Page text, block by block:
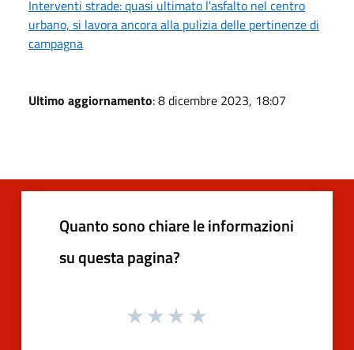
Interventi strade: quasi ultimato l'asfalto nel centro
urbano, si lavora ancora alla pulizia delle pertinenze di
campagna
Ultimo aggiornamento: 8 dicembre 2023, 18:07
Quanto sono chiare le informazioni
su questa pagina?